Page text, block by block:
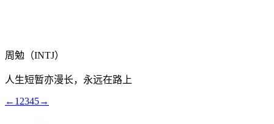
周勉（INTJ）
人生短暂亦漫长，永远在路上
← 1 2345→